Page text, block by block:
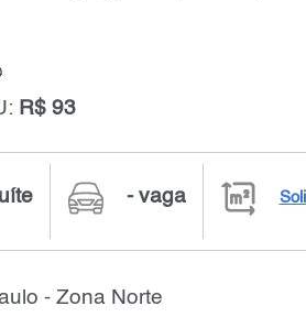
R$ 93
- vaga
- Zona Norte